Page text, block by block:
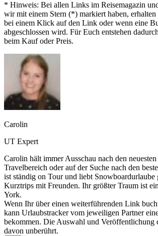
* Hinweis: Bei allen Links im Reisemagazin
wir mit einem Stern (*) markiert haben,
bei einem Klick auf den Link oder wenn eine
abgeschlossen wird. Für Euch entstehen
beim Kauf oder Preis.
Carolin
UT Expert
Carolin hält immer Ausschau nach den
Travelbereich oder auf der Suche nach den
ist ständig on Tour und liebt Snowboardurlaube
Kurztrips mit Freunden. Ihr größter Traum ist
York.
Wenn Ihr über einen weiterführenden Link
kann Urlaubstracker vom jeweiligen Partner
bekommen. Die Auswahl und Veröffentlichung
davon unberührt.